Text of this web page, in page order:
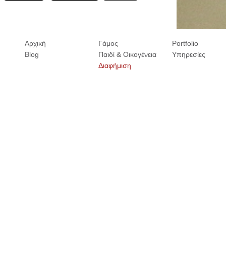
Αρχική Γάμος
Portfolio
Blog
Παιδί & Οικογένεια
Υπηρεσίες
Διαφήμιση